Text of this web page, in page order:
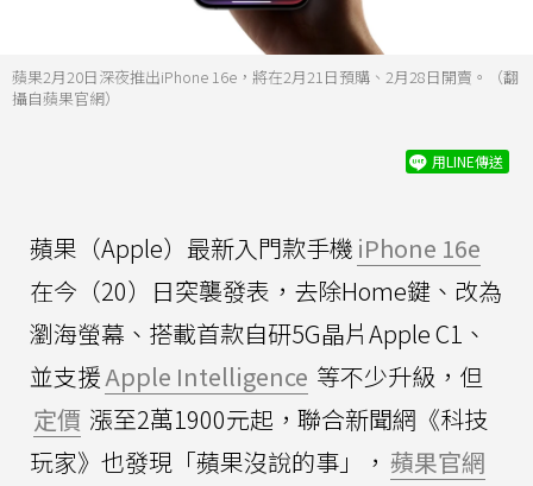
蘋果2月20日深夜推出iPhone 16e，將在2月21日預購、2月28日開賣。（翻
攝自蘋果官網）
用LINE傳送
蘋果（Apple）最新入門款手機 iPhone 16e
在今（20）日突襲發表，去除Home鍵、改為
瀏海螢幕、搭載首款自研5G晶片Apple C1、
並支援Apple Intelligence 等不少升級，但
定價 漲至2萬1900元起，聯合新聞網《科技
玩家》也發現「蘋果沒說的事」， 蘋果官網